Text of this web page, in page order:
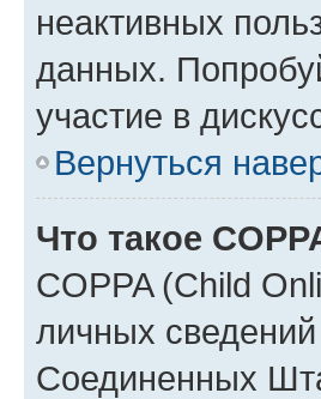
неактивных
данных.
участие в
Вернуться
Что такое
COPPA (Child
личных
Соединенных